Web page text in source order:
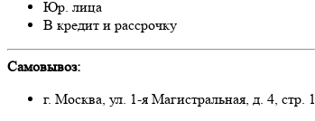
Юр. лица
В кредит и рассрочку
Самовывоз:
г. Москва, ул. 1-я Магистральная, д. 4, стр. 1